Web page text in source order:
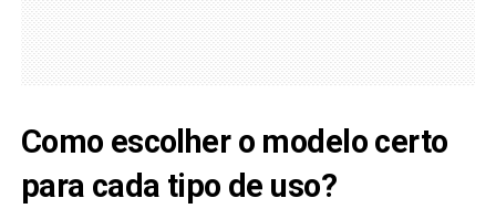
Como escolher o modelo certo
para cada tipo de uso?